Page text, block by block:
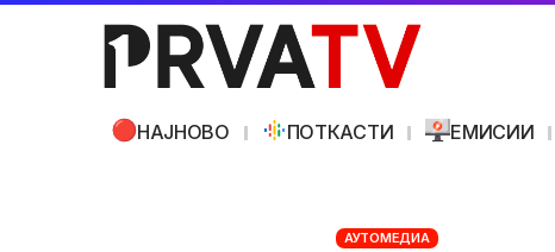
НАЈНОВО ПОТКАСТИ ЕМИСИИ
АУТОМЕДИА